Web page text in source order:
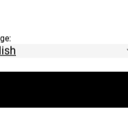
metali
Certified
g białka dla